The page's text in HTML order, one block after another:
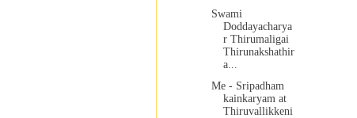
Swami
Doddayacharya
r Thirumaligai
Thirunakshathir
a...
Me - Sripadham
kainkaryam at
Thiruvallikkeni